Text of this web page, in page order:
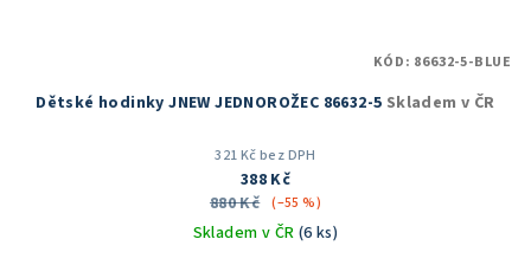
Dětské hodinky JNEW JEDNOROŽEC 86632-5 Skladem v ČR
321 Kč bez DPH
388 Kč
880 Kč (–55 %)
Skladem v ČR (6 ks)
KÓD: 86632-5-BLUE